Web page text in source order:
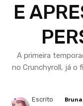
E
A primeira
no Crunchyroll, já o
Escrito
Bruna